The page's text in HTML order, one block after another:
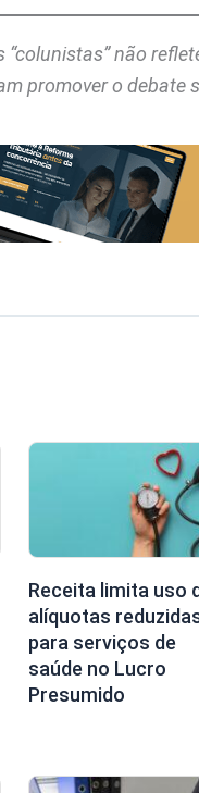
“colunistas” não
promover o debate
Receita limita uso
alíquotas
para serviços de
saúde no Lucro
Presumido